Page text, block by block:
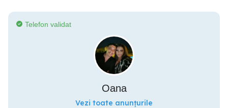
Telefon validat
Oana
Vezi toate anunțurile